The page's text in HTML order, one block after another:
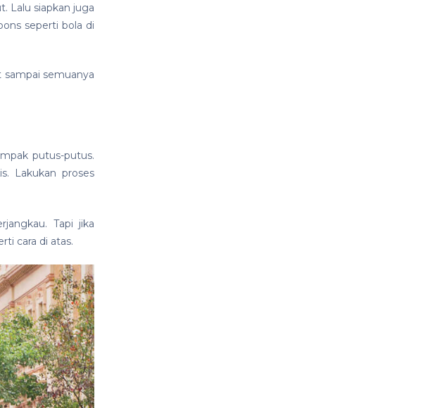
Lalu siapkan juga
seperti bola di
semuanya
putus-putus.
Lakukan proses
Tapi jika
cara di atas.